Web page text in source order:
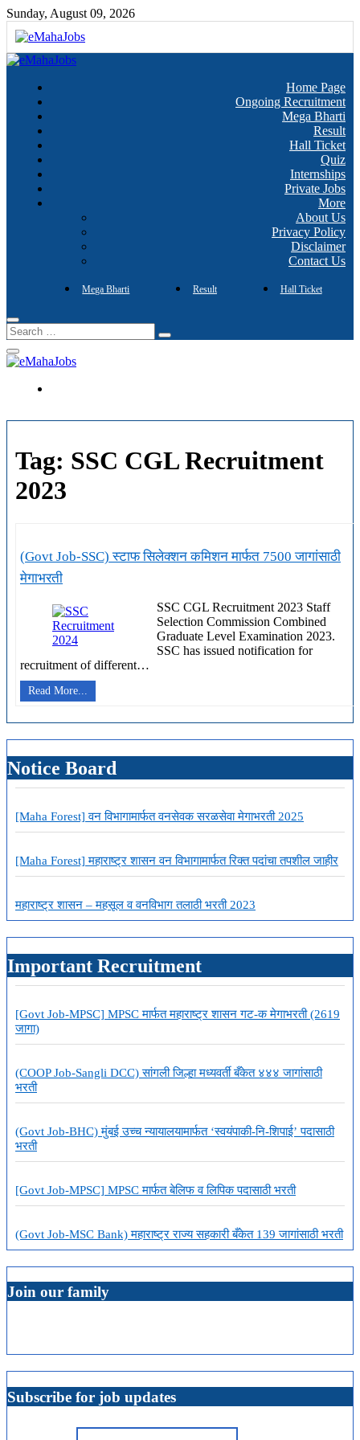
Skip
content
Sunday, August 09, 2026
eMahaJobs
Every Job Matters!!!
Home Page
Ongoing Recruitment
Mega Bharti
Result
Hall Ticket
Quiz
Internships
Private Jobs
More
About Us
Privacy Policy
Disclaimer
Contact Us
Mega Bharti Result Hall Ticket
Search
…
Tag: SSC CGL Recruitment
2023
(Govt Job-SSC) स्टाफ सिलेक्शन कमिशन मार्फत 7500 जागांसाठी
मेगाभरती
SSC CGL Recruitment 2023 Staff
Selection Commission Combined
Graduate Level Examination 2023.
SSC has issued notification for
recruitment of different…
Read More...
Job-
सिलेक्शन
कमिशन
मार्फत
7500
Notice Board
[Maha Forest] वन विभागामार्फत वनसेवक सरळसेवा मेगाभरती 2025
[Maha Forest] महाराष्ट्र शासन वन विभागामार्फत रिक्त पदांचा तपशील जाहीर
महाराष्ट्र शासन – महसूल व वनविभाग तलाठी भरती 2023
Important Recruitment
[Govt Job-MPSC] MPSC मार्फत महाराष्ट्र शासन गट-क मेगाभरती (2619
जागा)
(COOP Job-Sangli DCC) सांगली जिल्हा मध्यवर्ती बँकेत ४४४ जागांसाठी
भरती
(Govt Job-BHC) मुंबई उच्च न्यायालयामार्फत ‘स्वयंपाकी-नि-शिपाई’ पदासाठी
भरती
[Govt Job-MPSC] MPSC मार्फत बेलिफ व लिपिक पदासाठी भरती
(Govt Job-MSC Bank) महाराष्ट्र राज्य सहकारी बँकेत 139 जागांसाठी भरती
Join our family
Subscribe for job updates